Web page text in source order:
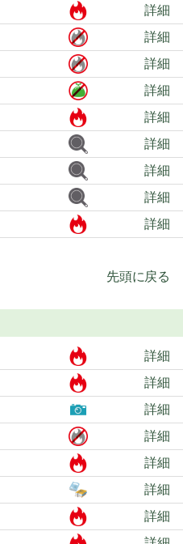
詳細
詳細
詳細
詳細
詳細
詳細
詳細
詳細
詳細
先頭に戻る
詳細
詳細
詳細
詳細
詳細
詳細
詳細